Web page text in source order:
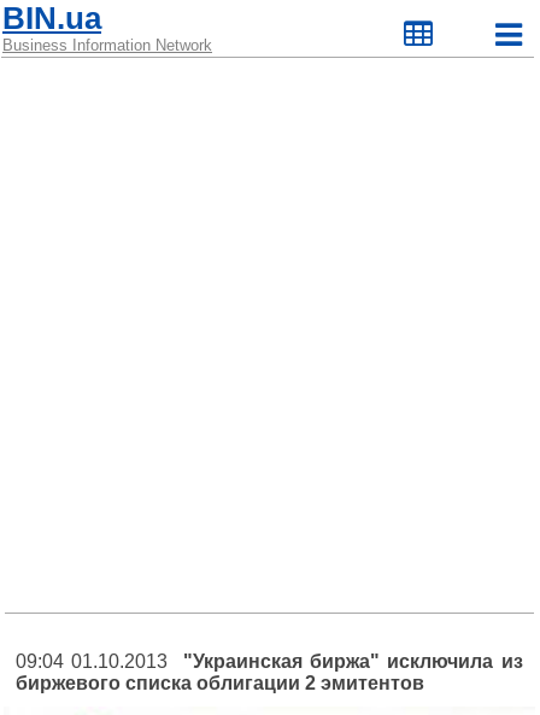
BIN.ua
Business Information Network
09:04 01.10.2013 "Украинская биржа" исключила из
биржевого списка облигации 2 эмитентов